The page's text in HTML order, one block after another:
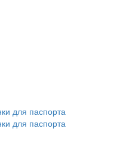
для паспорта
для паспорта